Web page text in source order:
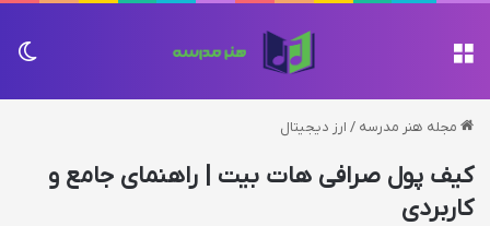
مجله هنر مدرسه / ارز دیجیتال
کیف پول صرافی هات بیت | راهنمای جامع و
کاربردی